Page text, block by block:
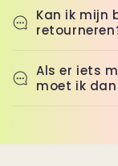
Kan ik mijn
Als er iets
moet ik